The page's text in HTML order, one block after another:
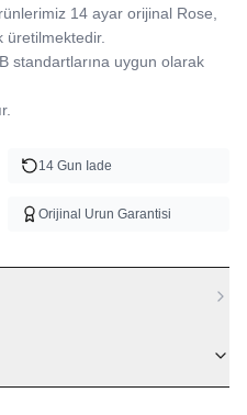
14 ayar orijinal Rose,
üretilmektedir.
standartlarına uygun olarak
14 Gun Iade
Orijinal Urun Garantisi